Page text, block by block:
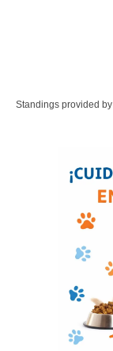
Standings provided by